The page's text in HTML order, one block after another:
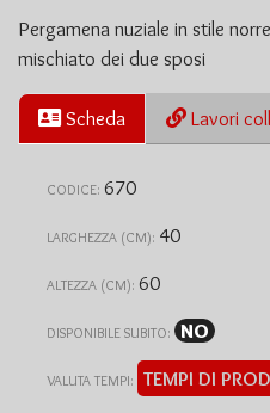
Pergamena nuziale in stile
mischiato dei due sposi
Scheda Lavori
CODICE: 670
LARGHEZZA (CM): 40
ALTEZZA (CM): 60
DISPONIBILE SUBITO: NO
VALUTA TEMPI: TEMPI DI